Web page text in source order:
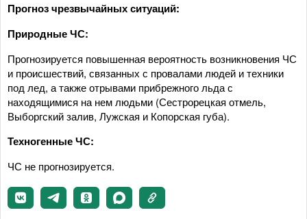
Прогноз чрезвычайных ситуаций:
Природные ЧС:
Прогнозируется повышенная вероятность возникновения ЧС
и происшествий, связанных с провалами людей и техники
под лед, а также отрывами прибрежного льда с
находящимися на нем людьми (Сестрорецкая отмель,
Выборгский залив, Лужская и Копорская губа).
Техногенные ЧС:
ЧС не прогнозируется.